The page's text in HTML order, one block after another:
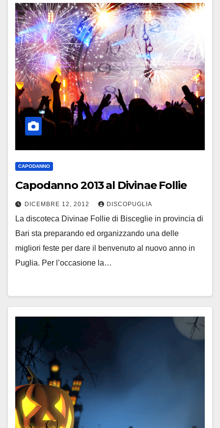
CAPODANNO
Capodanno 2013 al Divinae Follie
DICEMBRE 12, 2012 DISCOPUGLIA
La discoteca Divinae Follie di Bisceglie in provincia di
Bari sta preparando ed organizzando una delle
migliori feste per dare il benvenuto al nuovo anno in
Puglia. Per l’occasione la…